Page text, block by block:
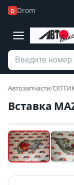
D Drom
Автозапчасти/
Вставка
Б/У В